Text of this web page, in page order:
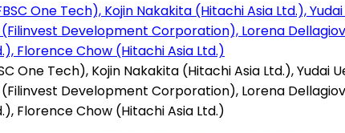
One Tech), Kojin Nakakita (Hitachi Asia Ltd.), Yudai
Development Corporation), Lorena
Florence Chow (Hitachi Asia Ltd.)